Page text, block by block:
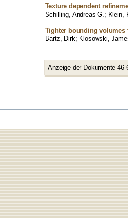
Texture dependent
Schilling, Andreas G. ; Klein,
Tighter bounding
Bartz, Dirk; Klosowski,
Anzeige der Dokumente 46-